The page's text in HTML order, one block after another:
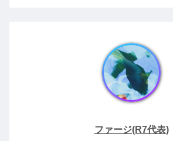
ファージ(R7代表)